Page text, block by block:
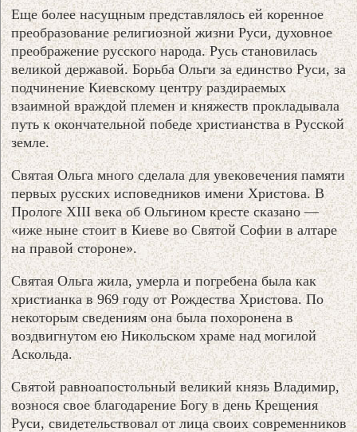
Еще более насущным представлялось ей коренное
преобразование религиозной жизни Руси, духовное
преображение русского народа. Русь становилась
великой державой. Борьба Ольги за единство Руси, за
подчинение Киевскому центру раздираемых
взаимной враждой племен и княжеств прокладывала
путь к окончательной победе христианства в Русской
земле.
Святая Ольга много сделала для увековечения памяти
первых русских исповедников имени Христова. В
Прологе XIII века об Ольгином кресте сказано —
«иже ныне стоит в Киеве во Святой Софии в алтаре
на правой стороне».
Святая Ольга жила, умерла и погребена была как
христианка в 969 году от Рождества Христова. По
некоторым сведениям она была похоронена в
воздвигнутом ею Никольском храме над могилой
Аскольда.
Святой равноапостольный великий князь Владимир,
вознося свое благодарение Богу в день Крещения
Руси, свидетельствовал от лица своих современников